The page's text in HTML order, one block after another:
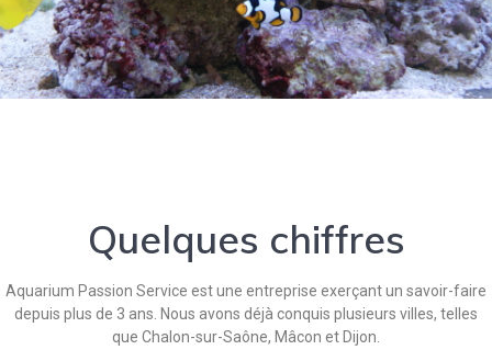
Quelques chiffres
Aquarium Passion Service est une entreprise exerçant un savoir-faire
depuis plus de 3 ans. Nous avons déjà conquis plusieurs villes, telles
que Chalon-sur-Saône, Mâcon et Dijon.